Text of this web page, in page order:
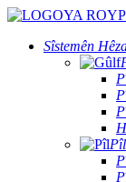
Sîstemên